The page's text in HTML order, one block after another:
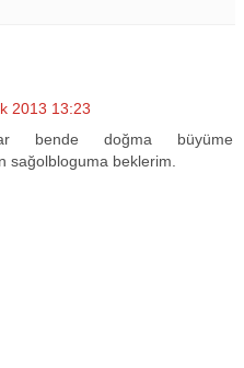
2013 13:23
bende doğma büyüme
sağolbloguma beklerim.